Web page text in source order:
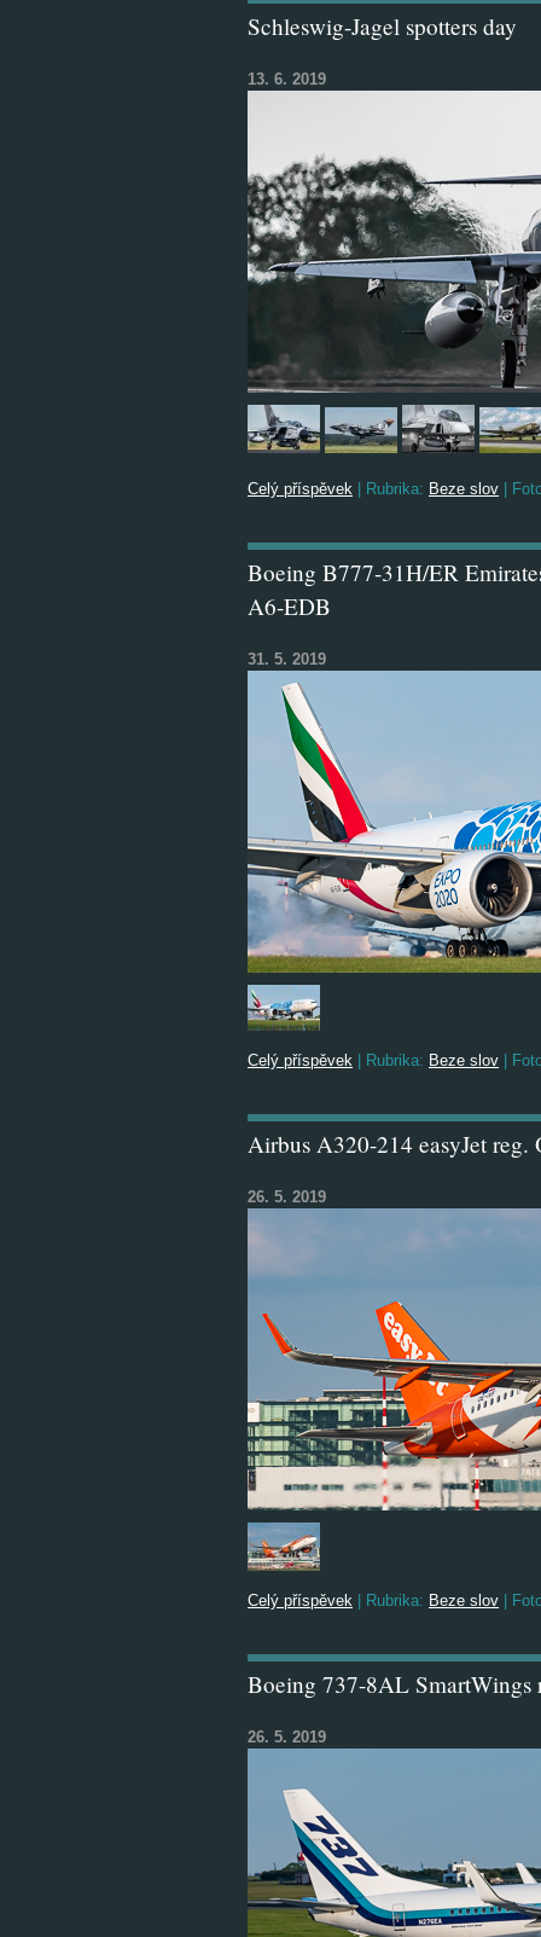
Schleswig-Jagel spotters day
13. 6. 2019
Celý příspěvek Rubrika: Beze slov
Boeing B777-31H/ER
A6-EDB
31. 5. 2019
Celý příspěvek Rubrika: Beze slov
Airbus A320-214 easyJet reg.
26. 5. 2019
Celý příspěvek Rubrika: Beze slov
Boeing 737-8AL
26. 5. 2019